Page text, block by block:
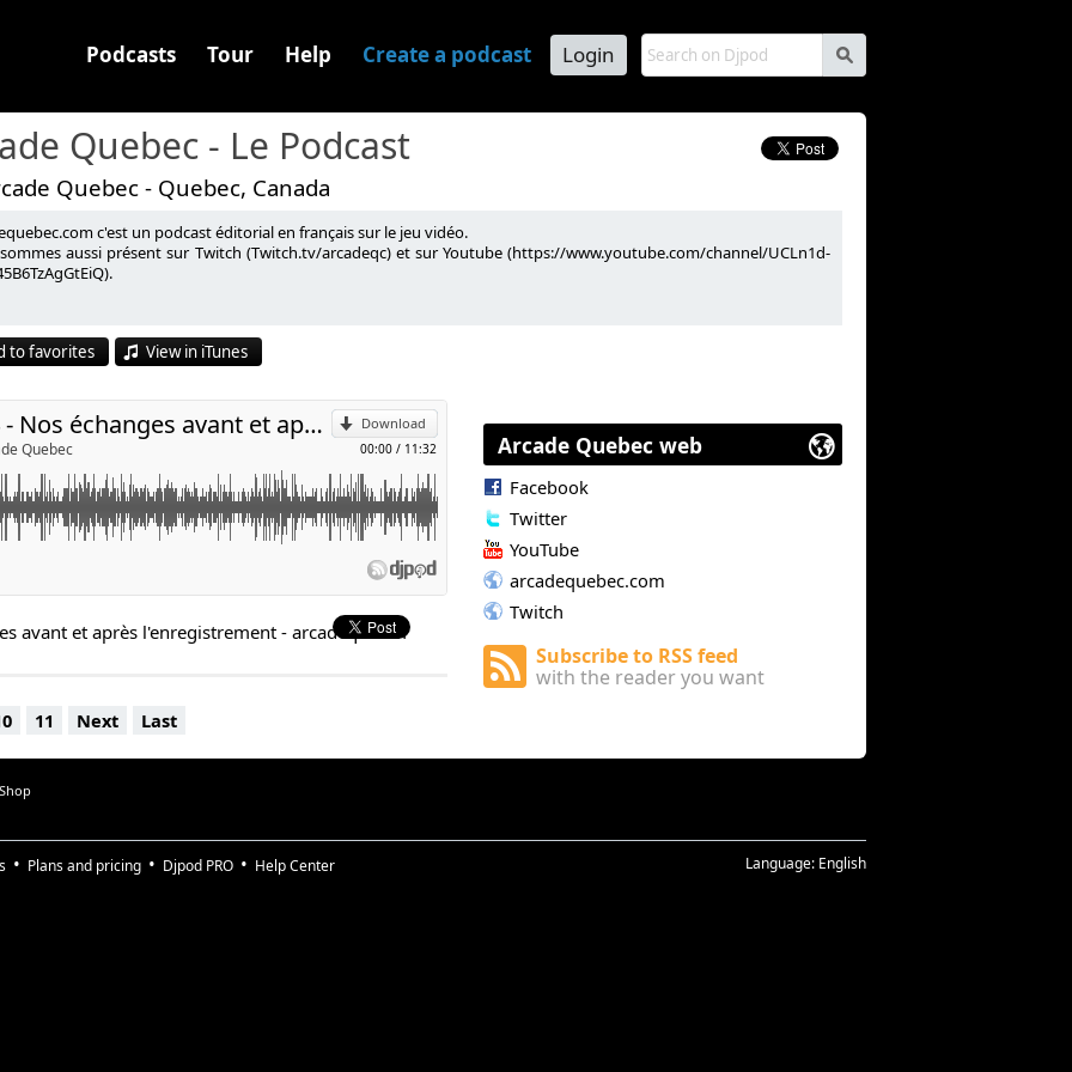
s
Podcasts Tour Help Create a podcast Login
Quebec - Le Podcast
Quebec - Quebec, Canada
c'est un podcast éditorial en français sur le jeu vidéo.
aussi présent sur Twitch (Twitch.tv/arcadeqc) et sur Youtube (https://www.youtube.com/channel/UCLn1d-
to favorites View in iTunes
Download
00:00 / 11:32
DLC - Podcast no. 164 - Nos échanges avant et après l'enregistrement - arcadeqc.com
Quebec
du Podcast #164.
de Terrebonne, on fait la promotion de l'événement La
avant et après l'enregistrement - arcadeqc.com
11 Next Last
Arcade Quebec web
Facebook
Twitter
YouTube
arcadequebec.com
Twitch
Subscribe to RSS feed
with the reader you want
Plans and pricing Djpod PRO Help Center Language: English